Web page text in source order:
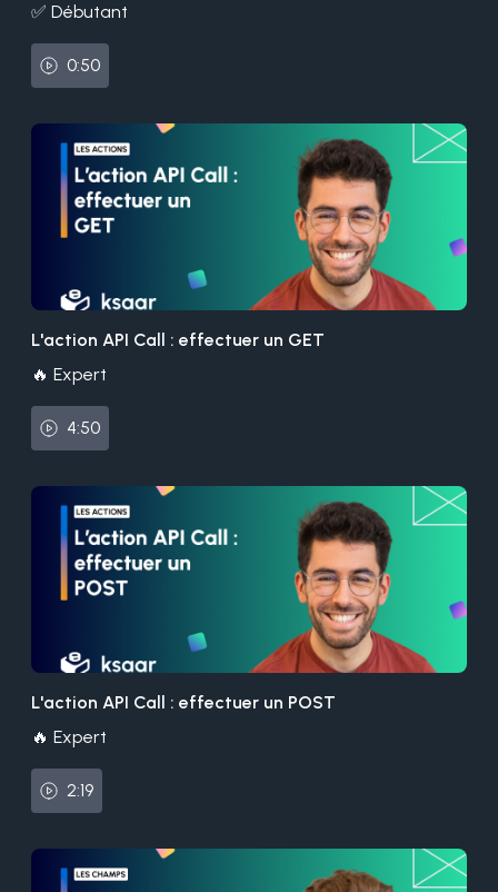
✅ Débutant
0:50
L'action API Call : effectuer un GET
🔥 Expert
4:50
L'action API Call : effectuer un POST
🔥 Expert
2:19